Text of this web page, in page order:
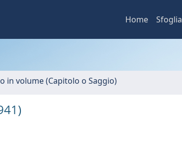
Home Sfoglia
in volume (Capitolo o Saggio)